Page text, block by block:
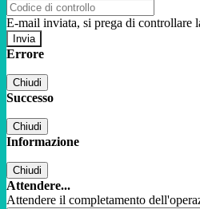
E-mail inviata, si prega di controllare
Errore
Chiudi
Successo
Chiudi
Informazione
Chiudi
Attendere...
Attendere il completamento